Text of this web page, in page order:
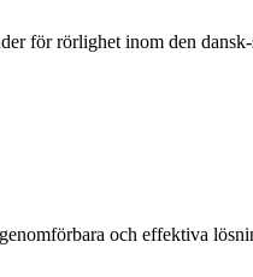
för rörlighet inom den
och effektiva